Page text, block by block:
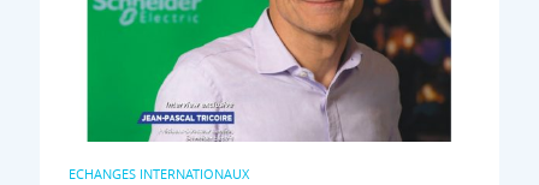
ECHANGES INTERNATIONAUX